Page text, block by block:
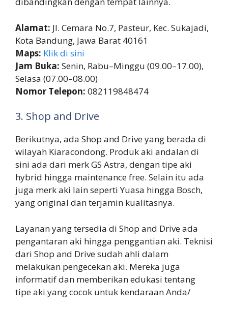
Alamat: Jl. Cemara No.7, Pasteur, Kec. Sukajadi,
Kota Bandung, Jawa Barat 40161
Maps: Klik di sini
Jam Buka: Senin, Rabu–Minggu (09.00–17.00),
Selasa (07.00–08.00)
Nomor Telepon: 082119848474
3. Shop and Drive
Berikutnya, ada Shop and Drive yang berada di
wilayah Kiaracondong. Produk aki andalan di
sini ada dari merk GS Astra, dengan tipe aki
hybrid hingga maintenance free. Selain itu ada
juga merk aki lain seperti Yuasa hingga Bosch,
yang original dan terjamin kualitasnya.
Layanan yang tersedia di Shop and Drive ada
pengantaran aki hingga penggantian aki. Teknisi
dari Shop and Drive sudah ahli dalam
melakukan pengecekan aki. Mereka juga
informatif dan memberikan edukasi tentang
tipe aki yang cocok untuk kendaraan Anda/